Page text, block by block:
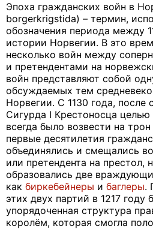
Эпоха гражданских войн в
borgerkrigstida) – термин,
обозначения периода между
истории Норвегии. В это
несколько войн между
и претендентами на
войн представляют собой
обсуждаемых тем
Норвегии. С 1130 года, после
Сигурда I Крестоносца
всегда было возвести на
первые десятилетия
объединялись и смещались
или претендента на престол,
образовались две
как биркебейнеры и баглеры.
этих двух партий в 1217 году
упорядоченная структура
королём, которая смогла